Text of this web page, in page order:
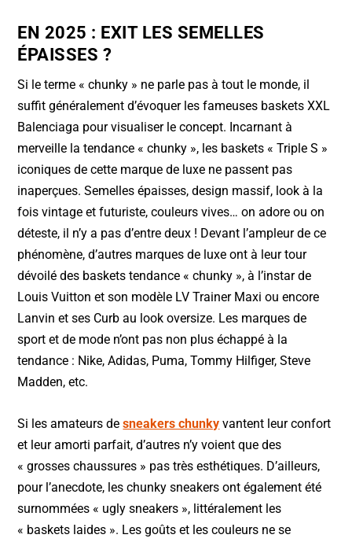
EN 2025 : EXIT LES SEMELLES
ÉPAISSES ?
Si le terme « chunky » ne parle pas à tout le monde, il
suffit généralement d’évoquer les fameuses baskets XXL
Balenciaga pour visualiser le concept. Incarnant à
merveille la tendance « chunky », les baskets « Triple S »
iconiques de cette marque de luxe ne passent pas
inaperçues. Semelles épaisses, design massif, look à la
fois vintage et futuriste, couleurs vives… on adore ou on
déteste, il n’y a pas d’entre deux ! Devant l’ampleur de ce
phénomène, d’autres marques de luxe ont à leur tour
dévoilé des baskets tendance « chunky », à l’instar de
Louis Vuitton et son modèle LV Trainer Maxi ou encore
Lanvin et ses Curb au look oversize. Les marques de
sport et de mode n’ont pas non plus échappé à la
tendance : Nike, Adidas, Puma, Tommy Hilfiger, Steve
Madden, etc.
Si les amateurs desneakers chunky vantent leur confort
et leur amorti parfait, d’autres n’y voient que des
« grosses chaussures » pas très esthétiques. D’ailleurs,
pour l’anecdote, les chunky sneakers ont également été
surnommées « ugly sneakers », littéralement les
« baskets laides ». Les goûts et les couleurs ne se